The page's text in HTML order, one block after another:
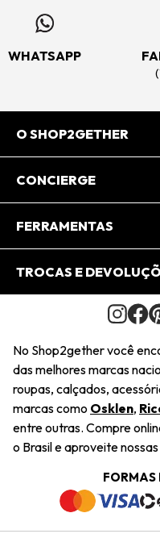
WHATSAPP
O SHOP2GETHER
Sobre Nós
Journal
Saiu na Mídia
Sustentabilidade
Navegando
Termos e Condições
Trabalhe Conosco
CONCIERGE
Central de
Regulamento e
FERRAMENTAS
Minha Conta
Pedido de Presente
Wishlist
TROCAS E
Condições Gerais
Troca Fácil
Restituição de
Dúvidas Frequentes
Termos e Condições
Política de Privacidade
No Shop2gether você
das melhores marcas
roupas, calçados,
marcas como Osklen,
entre outras. Compre
o Brasil e aproveite
FORMAS